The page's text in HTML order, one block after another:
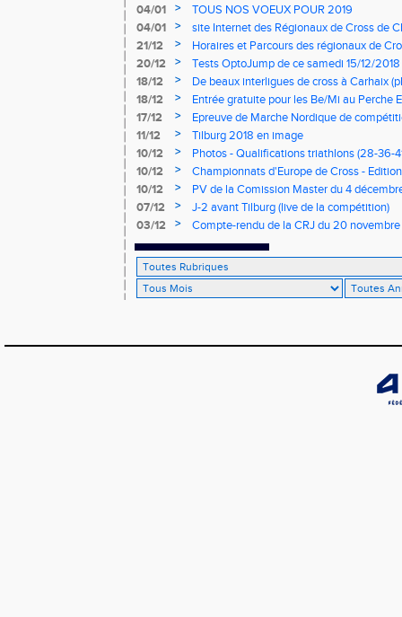
04/01
>
TOUS NOS VOEUX POUR 2019
04/01
>
site Internet des Régionaux de Cross de
21/12
>
Horaires et Parcours des régionaux de
20/12
>
Tests OptoJump de ce samedi 15/12/2018
18/12
>
De beaux interligues de cross à Carhaix
18/12
>
Entrée gratuite pour les Be/Mi au Perche
17/12
>
Epreuve de Marche Nordique de
de cross du Loir et Cher
11/12 >
Tilburg 2018 en image
10/12
>
Photos - Qualifications triathlons (28-36-
10/12
>
Championnats d'Europe de Cross -
10/12
>
PV de la Comission Master du 4
07/12
>
J-2 avant Tilburg (live de la compétition)
03/12
> Compte-rendu de la CRJ du 20 novembre